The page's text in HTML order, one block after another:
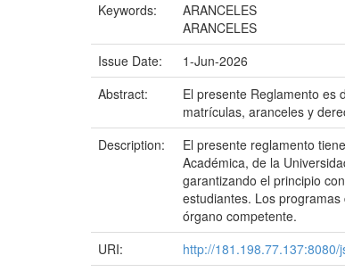
Keywords:
ARANCELES
ARANCELES
Issue Date:
1-Jun-2026
Abstract:
El presente Reglamento es
matrículas, aranceles y
Description:
El presente reglamento
Académica, de la
garantizando el principio
estudiantes. Los
órgano competente.
URI:
http://181.198.77.137:8080/